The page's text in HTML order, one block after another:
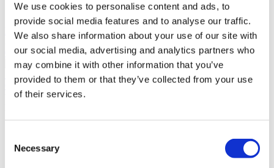
We use cookies to personalise content and ads, to
provide social media features and to analyse our traffic.
We also share information about your use of our site with
our social media, advertising and analytics partners who
may combine it with other information that you’ve
provided to them or that they’ve collected from your use
of their services.
Selection
Necessary
231 палата
Посмотреть клинику
Запросите, пожалуста
Связаться с клиникой
(9.6)
18 Отзывы
Связаться с клиникой
You’ve viewed 10 of 52 клиники